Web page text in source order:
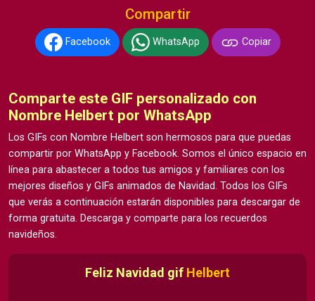
Compartir
Facebook WhatsApp Copiar
Comparte este GIF personalizado con
Nombre Helbert por WhatsApp
Los GIFs con Nombre Helbert son hermosos para que puedas
compartir por WhatsApp y Facebook. Somos el único espacio en
línea para abastecer a todos tus amigos y familiares con los
mejores diseños y GIFs animados de Navidad. Todos los GIFs
que verás a continuación estarán disponibles para descargar de
forma gratuita. Descarga y comparte para los recuerdos
navideños.
Feliz Navidad gif Helbert